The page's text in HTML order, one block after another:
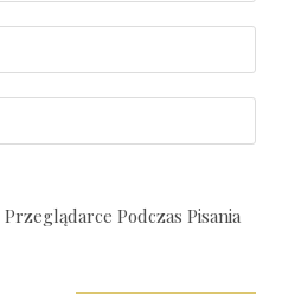
Podczas Pisania